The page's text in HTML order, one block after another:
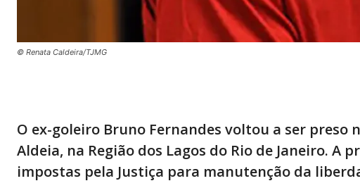
© Renata Caldeira/TJMG
O ex-goleiro Bruno Fernandes voltou a ser preso
Aldeia, na Região dos Lagos do Rio de Janeiro.
impostas pela Justiça para manutenção da